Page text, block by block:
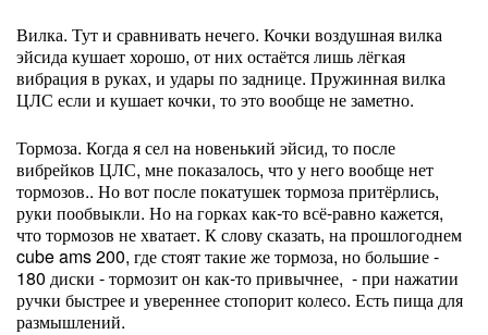
Вилка. Тут и сравнивать нечего. Кочки воздушная вилка
эйсида кушает хорошо, от них остаётся лишь лёгкая
вибрация в руках, и удары по заднице. Пружинная вилка
ЦЛС если и кушает кочки, то это вообще не заметно.
Тормоза. Когда я сел на новенький эйсид, то после
вибрейков ЦЛС, мне показалось, что у него вообще нет
тормозов.. Но вот после покатушек тормоза притёрлись,
руки пообвыкли. Но на горках как-то всё-равно кажется,
что тормозов не хватает. К слову сказать, на прошлогоднем
cube ams 200, где стоят такие же тормоза, но большие -
180 диски - тормозит он как-то привычнее, - при нажатии
ручки быстрее и увереннее стопорит колесо. Есть пища для
размышлений.